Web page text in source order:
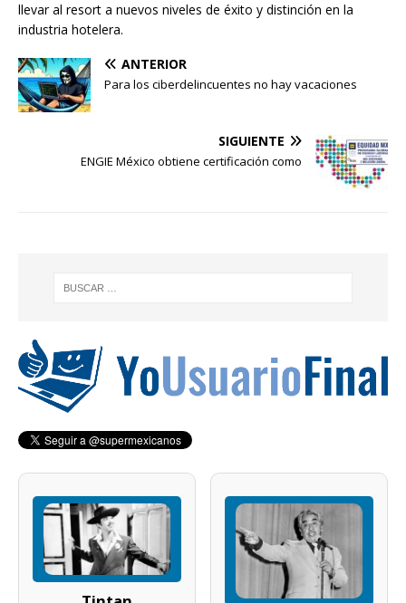
llevar al resort a nuevos niveles de éxito y distinción en la
industria hotelera.
ANTERIOR
Para los ciberdelincuentes no hay vacaciones
SIGUIENTE
ENGIE México obtiene certificación como